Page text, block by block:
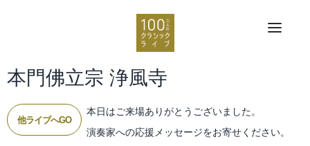
本門佛立宗 浄風寺
他ライブへGO
本日はご来場ありがとうございました。
演奏家への応援メッセージをお寄せください。